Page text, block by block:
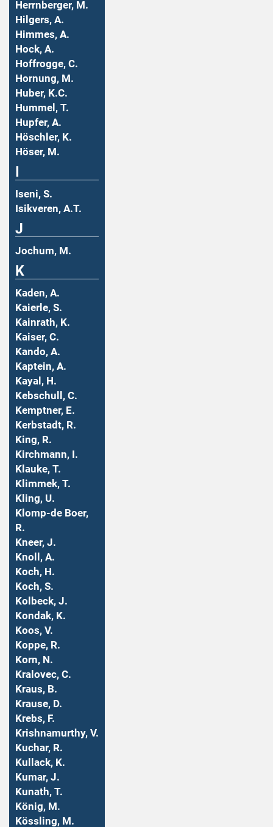
Herrnberger, M.
Hilgers, A.
Himmes, A.
Hock, A.
Hoffrogge, C.
Hornung, M.
Huber, K.C.
Hummel, T.
Hupfer, A.
Höschler, K.
Höser, M.
Iseni, S.
Isikveren, A.T.
J
Jochum, M.
K
Kaden, A.
Kaierle, S.
Kainrath, K.
Kaiser, C.
Kando, A.
Kaptein, A.
Kayal, H.
Kebschull, C.
Kemptner, E.
Kerbstadt, R.
King, R.
Kirchmann, I.
Klauke, T.
Klimmek, T.
Kling, U.
Klomp-de Boer,
R.
Kneer, J.
Knoll, A.
Koch, H.
Koch, S.
Kolbeck, J.
Kondak, K.
Koos, V.
Koppe, R.
Korn, N.
Kralovec, C.
Kraus, B.
Krause, D.
Krebs, F.
Krishnamurthy, V.
Kuchar, R.
Kullack, K.
Kumar, J.
Kunath, T.
König, M.
Kössling, M.